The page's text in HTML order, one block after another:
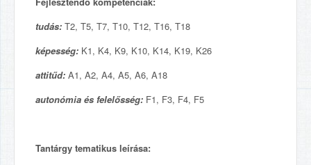
tudás: T2, T5, T7, T10, T12, T16, T18
képesség: K1, K4, K9, K10, K14, K19, K26
attitűd: A1, A2, A4, A5, A6, A18
autonómia és felelősség: F1, F3, F4, F5
Tantárgy tematikus leírása: